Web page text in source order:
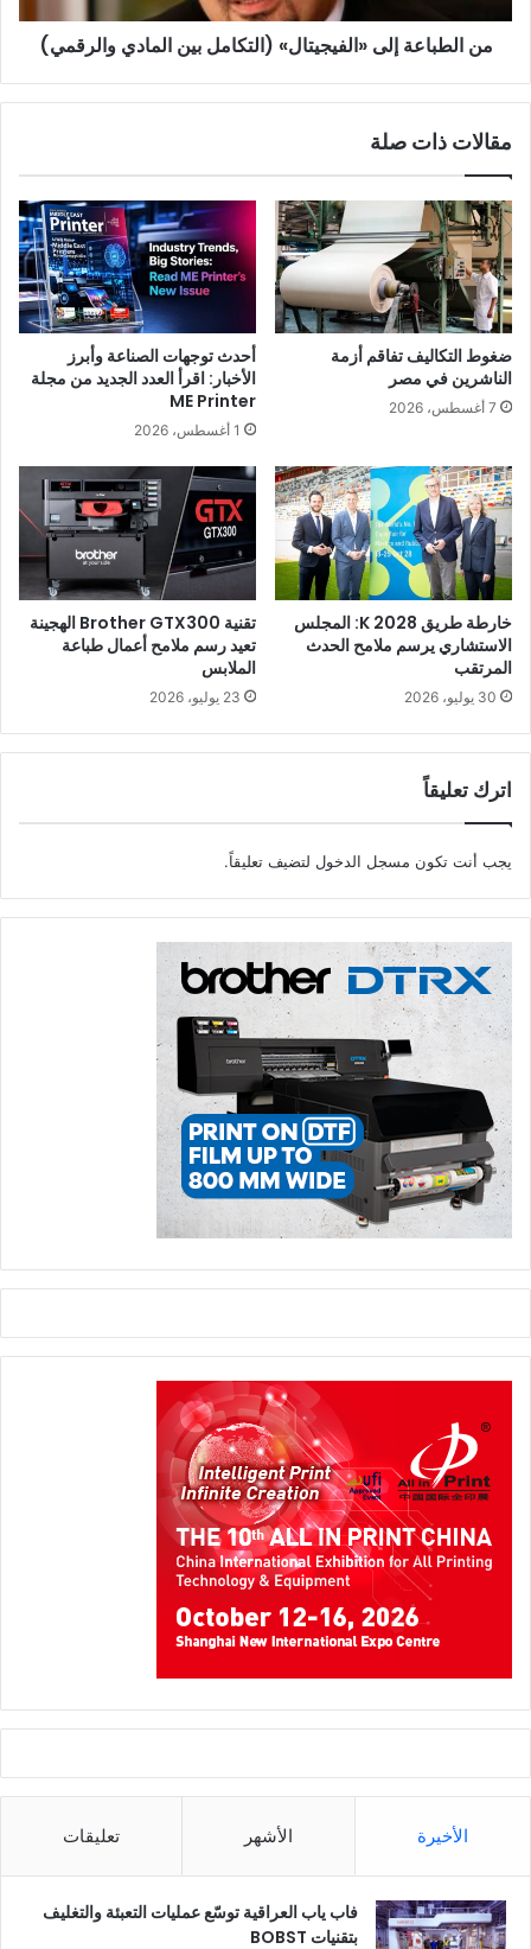
من الطباعة إلى «الفيجيتال» (التكامل بين المادي والرقمي)
مقالات ذات صلة
ضغوط التكاليف تفاقم أزمة
الناشرين في مصر
7 أغسطس، 2026
أحدث توجهات الصناعة وأبرز
الأخبار: اقرأ العدد الجديد من مجلة
ME Printer
1 أغسطس، 2026
خارطة طريق K 2028: المجلس
الاستشاري يرسم ملامح الحدث
المرتقب
30 يوليو، 2026
تقنية Brother GTX300 الهجينة
تعيد رسم ملامح أعمال طباعة
الملابس
23 يوليو، 2026
اترك تعليقاً
يجب أنت تكون مسجل الدخول لتضيف تعليقاً.
الأخيرة الأشهر تعليقات
فاب ياب العراقية توسّع عمليات التعبئة والتغليف
بتقنيات BOBST